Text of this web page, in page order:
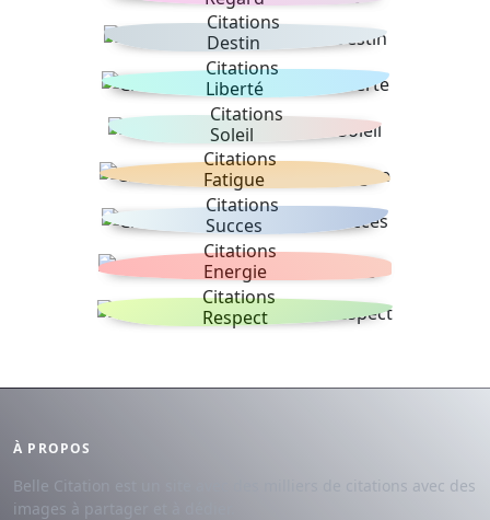
Citations
Destin
Citations
Liberté
Citations
Soleil
Citations
Fatigue
Citations
Succes
Citations
Energie
Citations
Respect
À PROPOS
Belle Citation est un site avec des milliers de citations avec des
images à partager et à dédier.